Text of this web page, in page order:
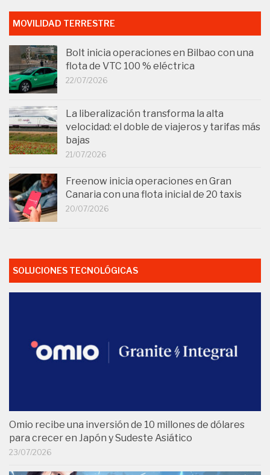
MOVILIDAD TERRESTRE
Bolt inicia operaciones en Bilbao con una
flota de VTC 100 % eléctrica
22/07/2026
La liberalización transforma la alta
velocidad: el doble de viajeros y tarifas más
bajas
21/07/2026
Freenow inicia operaciones en Gran
Canaria con una flota inicial de 20 taxis
20/07/2026
SOLUCIONES TECNOLÓGICAS
Omio recibe una inversión de 10 millones de dólares
para crecer en Japón y Sudeste Asiático
23/07/2026